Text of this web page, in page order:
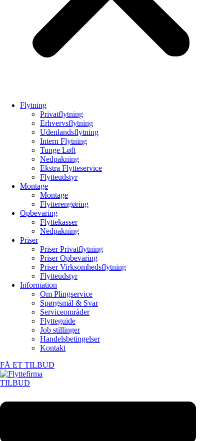
Flytning
Privatflytning
Erhvervsflytning
Udenlandsflytning
Intern Flytning
Tunge Løft
Nedpakning
Ekstra Flytteservice
Flytteudstyr
Montage
Montage
Flytterengøring
Opbevaring
Flyttekasser
Nedpakning
Priser
Priser Privatflytning
Priser Opbevaring
Priser Virksomhedsflytning
Flytteudstyr
Information
Om Plingservice
Spørgsmål & Svar
Serviceområder
Flytteguide
Job stillinger
Handelsbetingelser
Kontakt
FÅ ET TILBUD
TILBUD